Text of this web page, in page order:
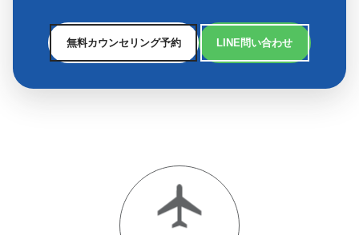
無料カウンセリング予約 LINE問い合わせ